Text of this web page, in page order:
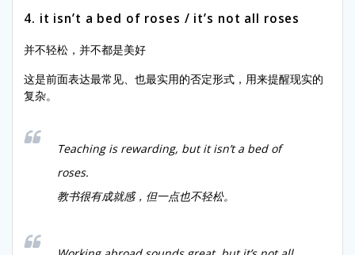
4. it isn’t a bed of roses / it’s not all roses
并不轻松，并不都是美好
这是前面表达最常见、也最实用的否定形式，用来提醒现实的
复杂。
Teaching is rewarding, but it isn’t a bed of
roses.
教书很有成就感，但一点也不轻松。